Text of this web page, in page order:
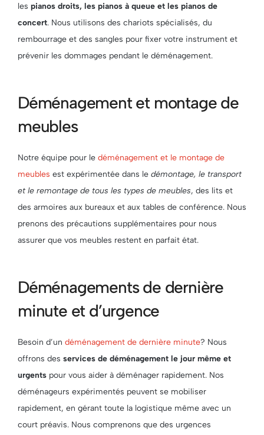
les pianos droits, les pianos à queue et les pianos de
concert. Nous utilisons des chariots spécialisés, du
rembourrage et des sangles pour fixer votre instrument et
prévenir les dommages pendant le déménagement.
Déménagement et montage de
meubles
Notre équipe pour le déménagement et le montage de
meubles est expérimentée dans le démontage, le transport
et le remontage de tous les types de meubles, des lits et
des armoires aux bureaux et aux tables de conférence. Nous
prenons des précautions supplémentaires pour nous
assurer que vos meubles restent en parfait état.
Déménagements de dernière
minute et d’urgence
Besoin d’un déménagement de dernière minute? Nous
offrons des services de déménagement le jour même et
urgents pour vous aider à déménager rapidement. Nos
déménageurs expérimentés peuvent se mobiliser
rapidement, en gérant toute la logistique même avec un
court préavis. Nous comprenons que des urgences